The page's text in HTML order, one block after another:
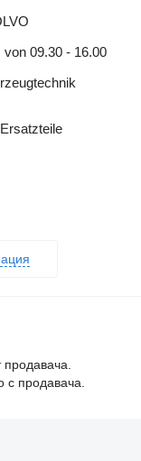
09.30 - 16.00
продавача.
с продавача.